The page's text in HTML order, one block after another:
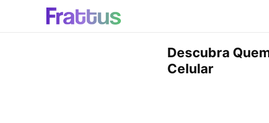
Descubra
Celular